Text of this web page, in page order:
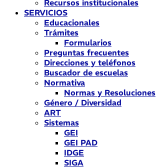
Recursos institucionales
SERVICIOS
Educacionales
Trámites
Formularios
Preguntas frecuentes
Direcciones y teléfonos
Buscador de escuelas
Normativa
Normas y Resoluciones
Género / Diversidad
ART
Sistemas
GEI
GEI PAD
IDGE
SIGA